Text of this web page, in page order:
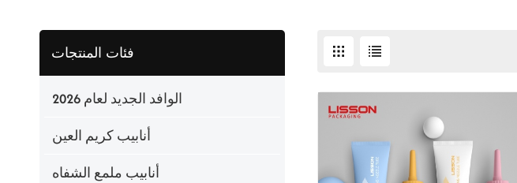
فئات المنتجات
الوافد الجديد لعام 2026
أنابيب كريم العين
أنابيب ملمع الشفاه